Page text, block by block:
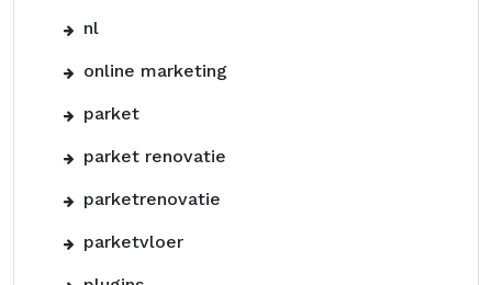
nl
online marketing
parket
parket renovatie
parketrenovatie
parketvloer